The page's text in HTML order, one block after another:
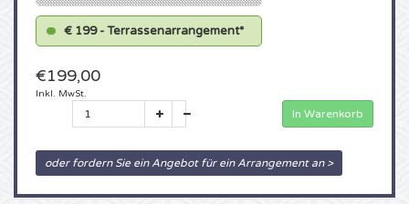
5 Seconds of Summer Karten
Simple Minds Karten
Toto Karten
UB 40 Karten
Pinkpop karten
Dance Valley Karten
Intents Karten
Valhalla Karten
Crazyland Karten
Hardcore4life Karten
Shockerz Karten
Swedish House Mafia Karten
€ 199 - Terrassenarrangement*
€199,00
Inkl. MwSt.
In Warenkorb
oder fordern Sie ein Angebot für ein Arrangement an >